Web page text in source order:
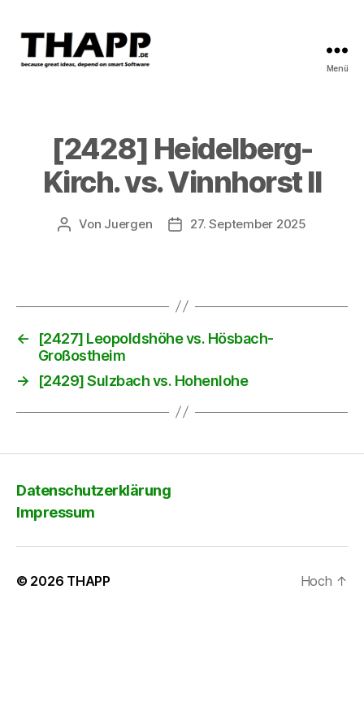
Menü
[2428] Heidelberg-
Kirch. vs. Vinnhorst II
Beitragsautor
Von Juergen Beitragsdatum
27. September 2025
←
[2427] Leopoldshöhe vs. Hösbach-
Großostheim
→
[2429] Sulzbach vs. Hohenlohe
Datenschutzerklärung
Impressum
© 2026 THAPP Hoch ↑